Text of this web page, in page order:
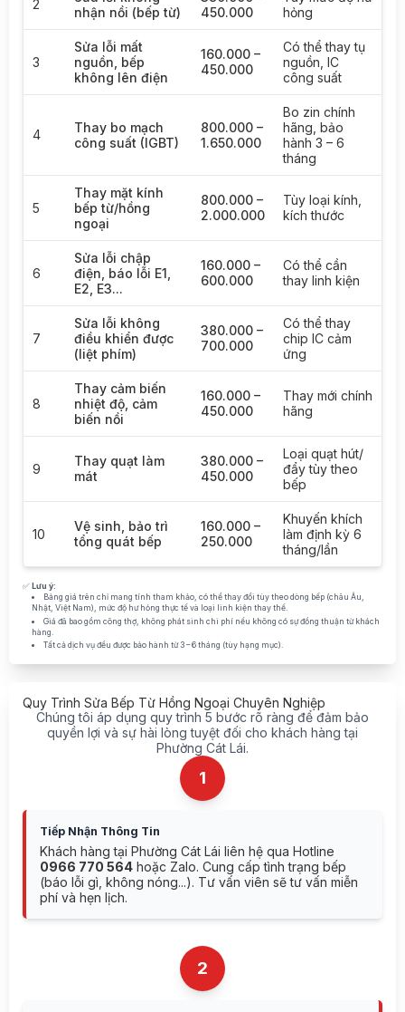
2
nhận nồi (bếp từ)
450.000
hỏng
3
Sửa lỗi mất
nguồn, bếp
không lên điện
160.000 –
450.000
Có thể thay tụ
nguồn, IC
công suất
4
Thay bo mạch
công suất (IGBT)
800.000 –
1.650.000
Bo zin chính
hãng, bảo
hành 3 – 6
tháng
5
Thay mặt kính
bếp từ/hồng
ngoại
800.000 –
2.000.000
Tùy loại kính,
kích thước
6
Sửa lỗi chập
điện, báo lỗi E1,
E2, E3...
160.000 –
600.000
Có thể cần
thay linh kiện
7
Sửa lỗi không
điều khiển được
(liệt phím)
380.000 –
700.000
Có thể thay
chip IC cảm
ứng
8
Thay cảm biến
nhiệt độ, cảm
biến nồi
160.000 –
450.000
Thay mới chính
hãng
9
Thay quạt làm
mát
380.000 –
450.000
Loại quạt hút/
đẩy tùy theo
bếp
10
Vệ sinh, bảo trì
tổng quát bếp
160.000 –
250.000
Khuyến khích
làm định kỳ 6
tháng/lần
✅ Lưu ý:
Bảng giá trên chỉ mang tính tham khảo, có thể thay đổi tùy theo dòng bếp (châu Âu,
Nhật, Việt Nam), mức độ hư hỏng thực tế và loại linh kiện thay thế.
Giá đã bao gồm công thợ, không phát sinh chi phí nếu không có sự đồng thuận từ khách
hàng.
Tất cả dịch vụ đều được bảo hành từ 3 – 6 tháng (tùy hạng mục).
Quy Trình Sửa Bếp Từ Hồng Ngoại Chuyên Nghiệp
Chúng tôi áp dụng quy trình 5 bước rõ ràng để đảm bảo
quyền lợi và sự hài lòng tuyệt đối cho khách hàng tại
Phường Cát Lái.
1
Tiếp Nhận Thông Tin
Khách hàng tại Phường Cát Lái liên hệ qua Hotline
0966 770 564 hoặc Zalo. Cung cấp tình trạng bếp
(báo lỗi gì, không nóng...). Tư vấn viên sẽ tư vấn miễn
phí và hẹn lịch.
2